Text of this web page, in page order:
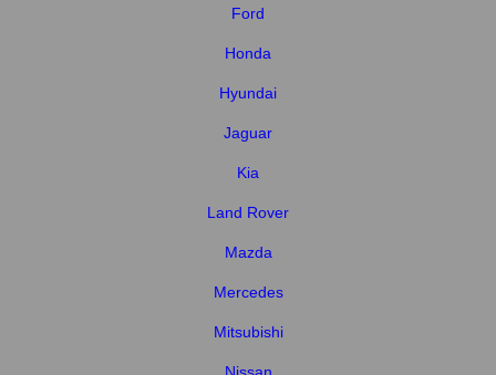
Ford
Honda
Hyundai
Jaguar
Kia
Land Rover
Mazda
Mercedes
Mitsubishi
Nissan